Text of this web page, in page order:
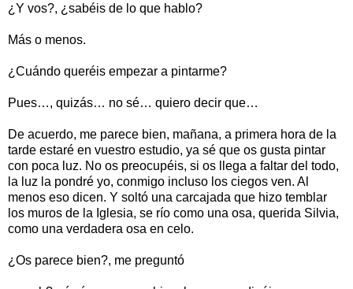
¿Y vos?, ¿sabéis de lo que hablo?
Más o menos.
¿Cuándo queréis empezar a pintarme?
Pues…, quizás… no sé… quiero decir que…
De acuerdo, me parece bien, mañana, a primera hora de la
tarde estaré en vuestro estudio, ya sé que os gusta pintar
con poca luz. No os preocupéis, si os llega a faltar del todo,
la luz la pondré yo, conmigo incluso los ciegos ven. Al
menos eso dicen. Y soltó una carcajada que hizo temblar
los muros de la Iglesia, se río como una osa, querida Silvia,
como una verdadera osa en celo.
¿Os parece bien?, me preguntó